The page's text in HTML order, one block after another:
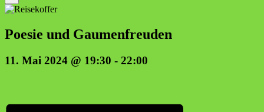
Poe­sie und Gaumenfreuden
11. Mai 2024 @ 19:30 - 22:00